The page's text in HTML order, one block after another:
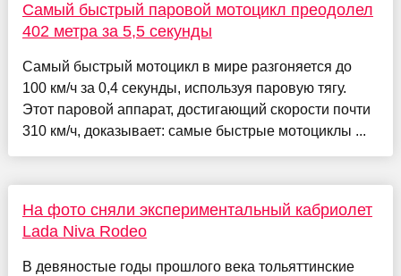
Самый быстрый паровой мотоцикл преодолел
402 метра за 5,5 секунды
Самый быстрый мотоцикл в мире разгоняется до
100 км/ч за 0,4 секунды, используя паровую тягу.
Этот паровой аппарат, достигающий скорости почти
310 км/ч, доказывает: самые быстрые мотоциклы ...
На фото сняли экспериментальный кабриолет
Lada Niva Rodeo
В девяностые годы прошлого века тольяттинские